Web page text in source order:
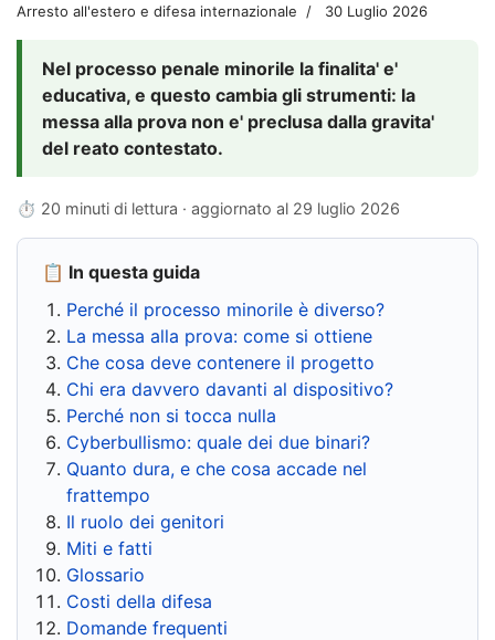
Arresto all'estero e difesa internazionale 30 Luglio 2026
Nel processo penale minorile la finalita' e'
educativa, e questo cambia gli strumenti: la
messa alla prova non e' preclusa dalla gravita'
del reato contestato.
⏱ 20 minuti di lettura · aggiornato al 29 luglio 2026
📋 In questa guida
Perché il processo minorile è diverso?
La messa alla prova: come si ottiene
Che cosa deve contenere il progetto
Chi era davvero davanti al dispositivo?
Perché non si tocca nulla
Cyberbullismo: quale dei due binari?
Quanto dura, e che cosa accade nel
frattempo
Il ruolo dei genitori
Miti e fatti
Glossario
Costi della difesa
Domande frequenti